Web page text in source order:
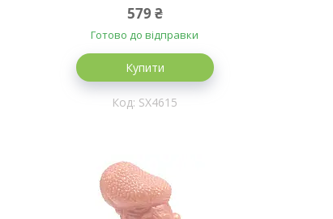
579 ₴
Готово до відправки
Купити
SX4615